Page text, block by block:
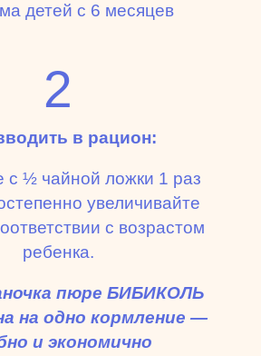
детей с 6 месяцев
2
в рацион:
с ½ чайной ложки 1 раз
увеличивайте
с возрастом
ребенка.
пюре БИБИКОЛЬ
на одно кормление —
и экономично